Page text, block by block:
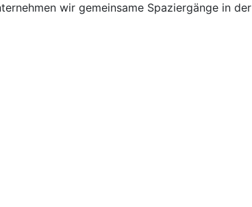
wir gemeinsame Spaziergänge in der